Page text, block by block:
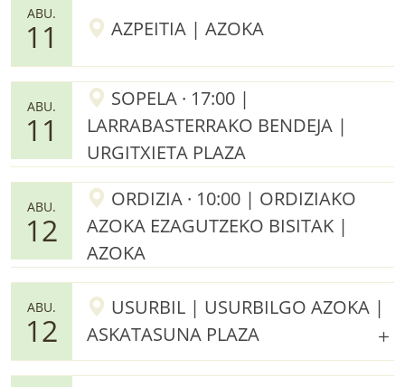
ABU.
11 AZPEITIA | AZOKA
ABU.
11
SOPELA · 17:00 |
LARRABASTERRAKO BENDEJA |
URGITXIETA PLAZA
ABU.
12
ORDIZIA · 10:00 | ORDIZIAKO
AZOKA EZAGUTZEKO BISITAK |
AZOKA
ABU.
12
USURBIL | USURBILGO AZOKA |
ASKATASUNA PLAZA